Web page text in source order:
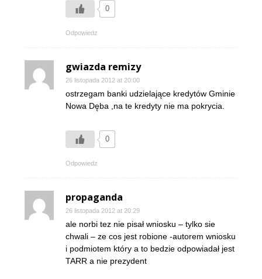
0
Odpowiedz
gwiazda remizy
26 listopada 2012 at 20:00
ostrzegam banki udzielające kredytów Gminie
Nowa Dęba ,na te kredyty nie ma pokrycia.
0
Odpowiedz
propaganda
26 listopada 2012 at 20:29
ale norbi tez nie pisał wniosku – tylko sie
chwali – ze cos jest robione -autorem wniosku
i podmiotem który a to bedzie odpowiadał jest
TARR a nie prezydent